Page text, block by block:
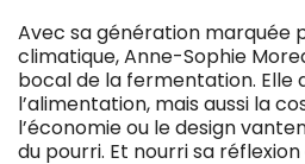
Avec sa génération marquée
climatique, Anne-Sophie
bocal de la fermentation.
l’alimentation, mais aussi la
l’économie ou le design
du pourri. Et nourri sa